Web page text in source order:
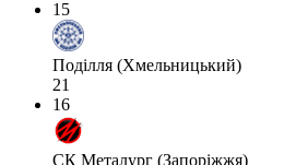
15
Поділля (Хмельницький)
21
16
СК Металург (Запоріжжя)